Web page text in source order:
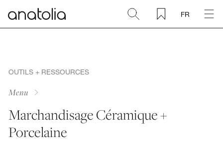
FR
Pierre naturelle
Mosaïques
Marchandisage Céramique +
Porcelaine
OUTILS + RESSOURCES
Menu